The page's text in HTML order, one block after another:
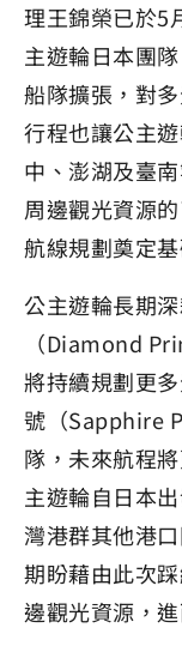
理王錦榮已於5
主遊輪日本團
船隊擴張，對
行程也讓公主
中、澎湖及臺
周邊觀光資源
航線規劃奠定基
公主遊輪長期
（Diamond
將持續規劃更
號（Sapphire
隊，未來航程
主遊輪自日本
灣港群其他港
期盼藉由此次
邊觀光資源，